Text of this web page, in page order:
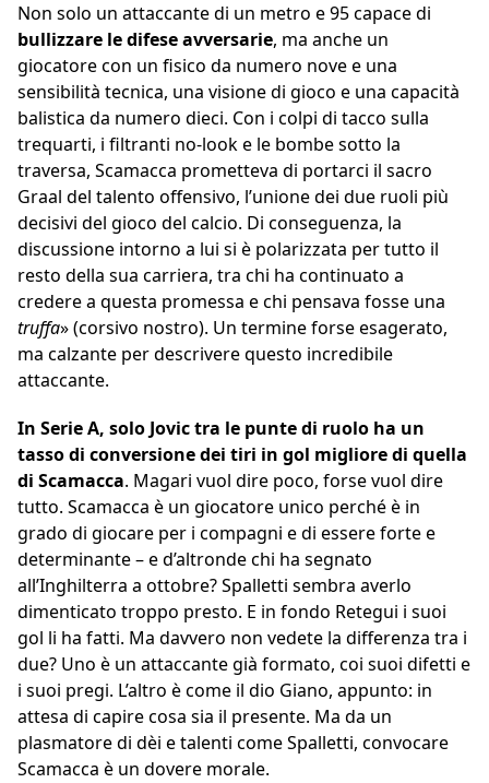
Non solo un attaccante di un metro e 95 capace di
bullizzare le difese avversarie, ma anche un
giocatore con un fisico da numero nove e una
sensibilità tecnica, una visione di gioco e una capacità
balistica da numero dieci. Con i colpi di tacco sulla
trequarti, i filtranti no-look e le bombe sotto la
traversa, Scamacca prometteva di portarci il sacro
Graal del talento offensivo, l’unione dei due ruoli più
decisivi del gioco del calcio. Di conseguenza, la
discussione intorno a lui si è polarizzata per tutto il
resto della sua carriera, tra chi ha continuato a
credere a questa promessa e chi pensava fosse una
truffa» (corsivo nostro). Un termine forse esagerato,
ma calzante per descrivere questo incredibile
attaccante.
In Serie A, solo Jovic tra le punte di ruolo ha un
tasso di conversione dei tiri in gol migliore di quella
di Scamacca. Magari vuol dire poco, forse vuol dire
tutto. Scamacca è un giocatore unico perché è in
grado di giocare per i compagni e di essere forte e
determinante – e d’altronde chi ha segnato
all’Inghilterra a ottobre? Spalletti sembra averlo
dimenticato troppo presto. E in fondo Retegui i suoi
gol li ha fatti. Ma davvero non vedete la differenza tra i
due? Uno è un attaccante già formato, coi suoi difetti e
i suoi pregi. L’altro è come il dio Giano, appunto: in
attesa di capire cosa sia il presente. Ma da un
plasmatore di dèi e talenti come Spalletti, convocare
Scamacca è un dovere morale.